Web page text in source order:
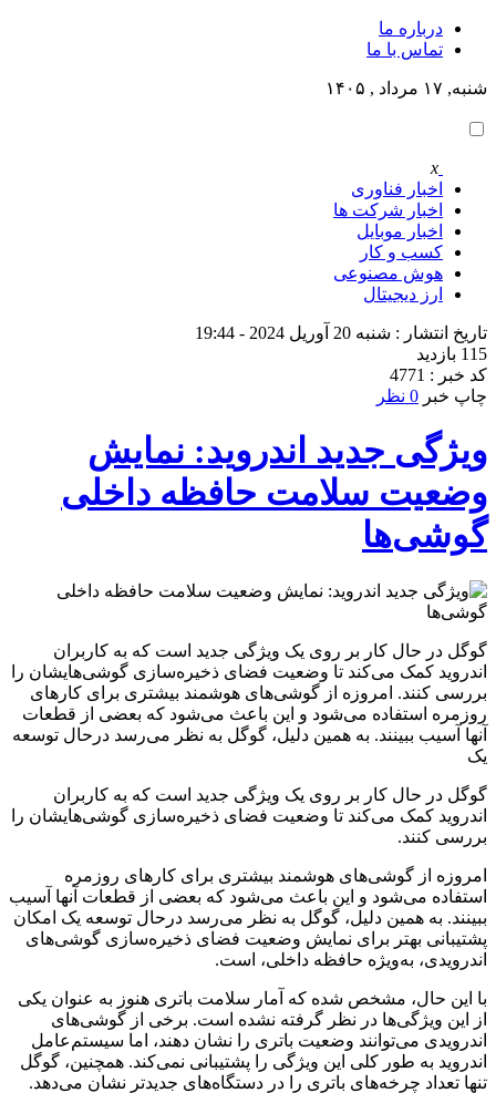
درباره ما
تماس با ما
شنبه, ۱۷ مرداد , ۱۴۰۵
x
اخبار فناوری
اخبار شرکت ها
اخبار موبایل
کسب و کار
هوش مصنوعی
ارز دیجیتال
تاریخ انتشار : شنبه 20 آوریل 2024 - 19:44
115 بازدید
کد خبر : 4771
چاپ خبر 0 نظر
ویژگی جدید اندروید: نمایش
وضعیت سلامت حافظه داخلی
گوشی‌ها
گوگل در حال کار بر روی یک ویژگی جدید است که به کاربران
اندروید کمک می‌کند تا وضعیت فضای ذخیره‌سازی گوشی‌هایشان را
بررسی کنند. امروزه از گوشی‌های هوشمند بیشتری برای کارهای
روزمره استفاده می‌شود و این باعث می‌شود که بعضی از قطعات
آنها آسیب ببینند. به همین دلیل، گوگل به نظر می‌رسد درحال توسعه
یک
گوگل در حال کار بر روی یک ویژگی جدید است که به کاربران
اندروید کمک می‌کند تا وضعیت فضای ذخیره‌سازی گوشی‌هایشان را
بررسی کنند.
امروزه از گوشی‌های هوشمند بیشتری برای کارهای روزمره
استفاده می‌شود و این باعث می‌شود که بعضی از قطعات آنها آسیب
ببینند. به همین دلیل، گوگل به نظر می‌رسد درحال توسعه یک امکان
پشتیبانی بهتر برای نمایش وضعیت فضای ذخیره‌سازی گوشی‌های
اندرویدی، به‌ویژه حافظه داخلی، است.
با این حال، مشخص شده که آمار سلامت باتری هنوز به عنوان یکی
از این ویژگی‌ها در نظر گرفته نشده است. برخی از گوشی‌های
اندرویدی می‌توانند وضعیت باتری را نشان دهند، اما سیستم‌عامل
اندروید به طور کلی این ویژگی را پشتیبانی نمی‌کند. همچنین، گوگل
تنها تعداد چرخه‌های باتری را در دستگاه‌های جدیدتر نشان می‌دهد.